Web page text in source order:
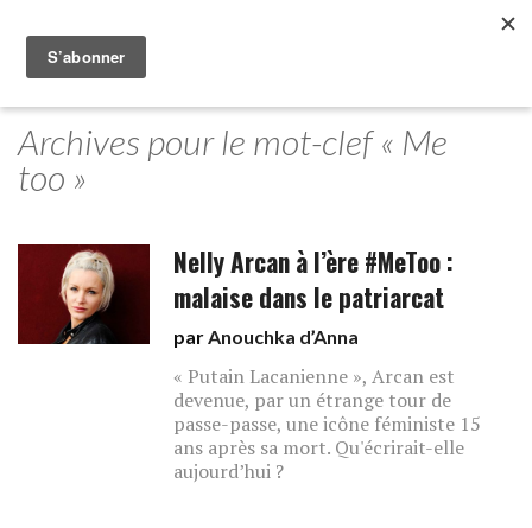
Archives pour le mot-clef « Me
too »
Nelly Arcan à l’ère #MeToo :
malaise dans le patriarcat
parAnouchka d’Anna
« Putain Lacanienne », Arcan est
devenue, par un étrange tour de
passe-passe, une icône féministe 15
ans après sa mort. Qu'écrirait-elle
aujourd’hui ?